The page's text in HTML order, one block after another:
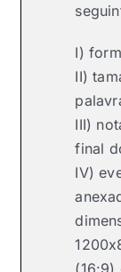
I)
II)
III)
final
IV)
(16:9)